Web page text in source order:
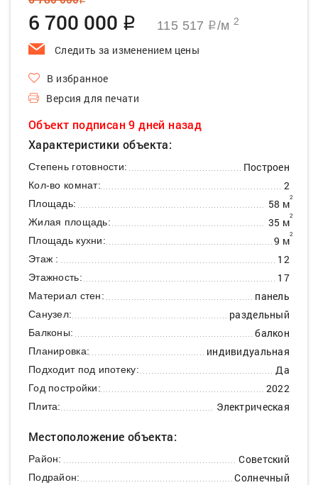
6 700 000 q 115 517 q/м 2
Следить за изменением цены
В избранное
Версия для печати
Объект подписан 9 дней назад
Характеристики объекта:
Степень готовности: Построен
Кол-во комнат: 2
Площадь: 58 м2
Жилая площадь: 35 м2
Площадь кухни: 9 м2
Этаж : 12
Этажность: 17
Материал стен: панель
Санузел: раздельный
Балконы: балкон
Планировка: индивидуальная
Подходит под ипотеку: Да
Год постройки: 2022
Плита: Электрическая
Местоположение объекта:
Район: Советский
Подрайон: Солнечный